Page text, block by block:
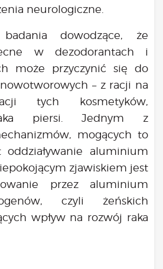
neurologiczne.
dowodzące, że
w dezodorantach i
może przyczynić się do
– z racji na
tych kosmetyków,
piersi. Jednym z
mogących to
oddziaływanie aluminium
zjawiskiem jest
przez aluminium
czyli żeńskich
wpływ na rozwój raka